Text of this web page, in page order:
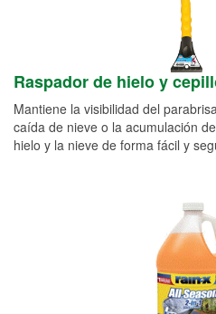
Raspador de hielo y
Mantiene la visibilidad del
caída de nieve o la acumulación
hielo y la nieve de forma fácil y